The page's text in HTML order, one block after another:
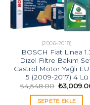
(2006-2018)
BOSCH Fiat Linea
Dizel Filtre Bakım
Castrol Motor Yağlı
5 (2009-2017) 4 Lü
₺4,548.00 Orijinal
fiyat:
₺4,548.00.
₺
SEPETE EKLE